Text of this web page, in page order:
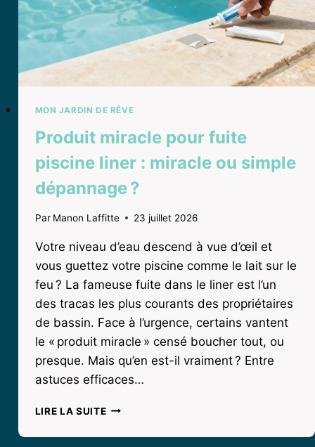
DE
PLONGER
MON JARDIN DE RÊVE
Produit miracle pour fuite
piscine liner : miracle ou simple
dépannage ?
Par Manon Laffitte 23 juillet 2026
Votre niveau d’eau descend à vue d’œil et
vous guettez votre piscine comme le lait sur le
feu ? La fameuse fuite dans le liner est l’un
des tracas les plus courants des propriétaires
de bassin. Face à l’urgence, certains vantent
le « produit miracle » censé boucher tout, ou
presque. Mais qu’en est-il vraiment ? Entre
astuces efficaces…
LIRE LA SUITEPRODUIT
POUR